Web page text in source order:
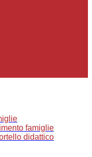
famiglie
didattico